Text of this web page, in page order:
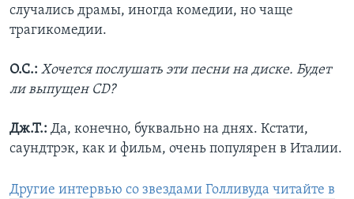
случались драмы, иногда комедии, но чаще
трагикомедии.
О.С.: Хочется послушать эти песни на диске. Будет
ли выпущен CD?
Дж.Т.: Да, конечно, буквально на днях. Кстати,
саундтрэк, как и фильм, очень популярен в Италии.
Другие интервью со звездами Голливуда читайте в